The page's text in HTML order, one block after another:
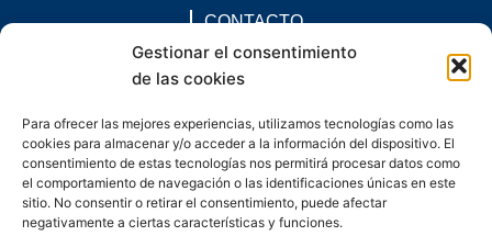
Gestionar el consentimiento
de las cookies
Para ofrecer las mejores experiencias, utilizamos tecnologías como las
cookies para almacenar y/o acceder a la información del dispositivo. El
consentimiento de estas tecnologías nos permitirá procesar datos como
el comportamiento de navegación o las identificaciones únicas en este
sitio. No consentir o retirar el consentimiento, puede afectar
negativamente a ciertas características y funciones.
CONTACTO
comunicacion@chaccoinfo.com
Presentes en todo el ámbito nacional
F
a
c
e
b
o
I
n
s
t
a
g
L
i
n
k
e
d
E
n
v
e
l
o
W
h
a
t
s